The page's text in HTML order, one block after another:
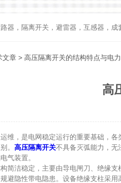
器，隔离开关，避雷器，互感器，成
文章 > 高压隔离开关的结构特点与电
高
，是电网稳定运行的重要基础，各
。 高压隔离开关不具备灭弧能力，无
气装置。
洁稳定，主要由导电闸刀、绝缘支
避隐性带电隐患。设备绝缘支柱采